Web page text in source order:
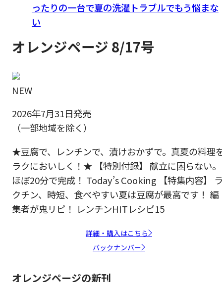
ったりの一台で夏の洗濯トラブルでもう悩まな
い
オレンジページ 8/17号
NEW
2026年7月31日発売
（一部地域を除く）
★豆腐で、レンチンで、漬けおかずで。真夏の料理
ラクにおいしく！★ 【特別付録】 献立に困らない。
ほぼ20分で完成！ Today’s Cooking 【特集内容】
クチン、時短、食べやすい夏は豆腐が最高です！ 編
集者が鬼リピ！ レンチンHITレシピ15
詳細・購入はこちら
バックナンバー
オレンジページの新刊